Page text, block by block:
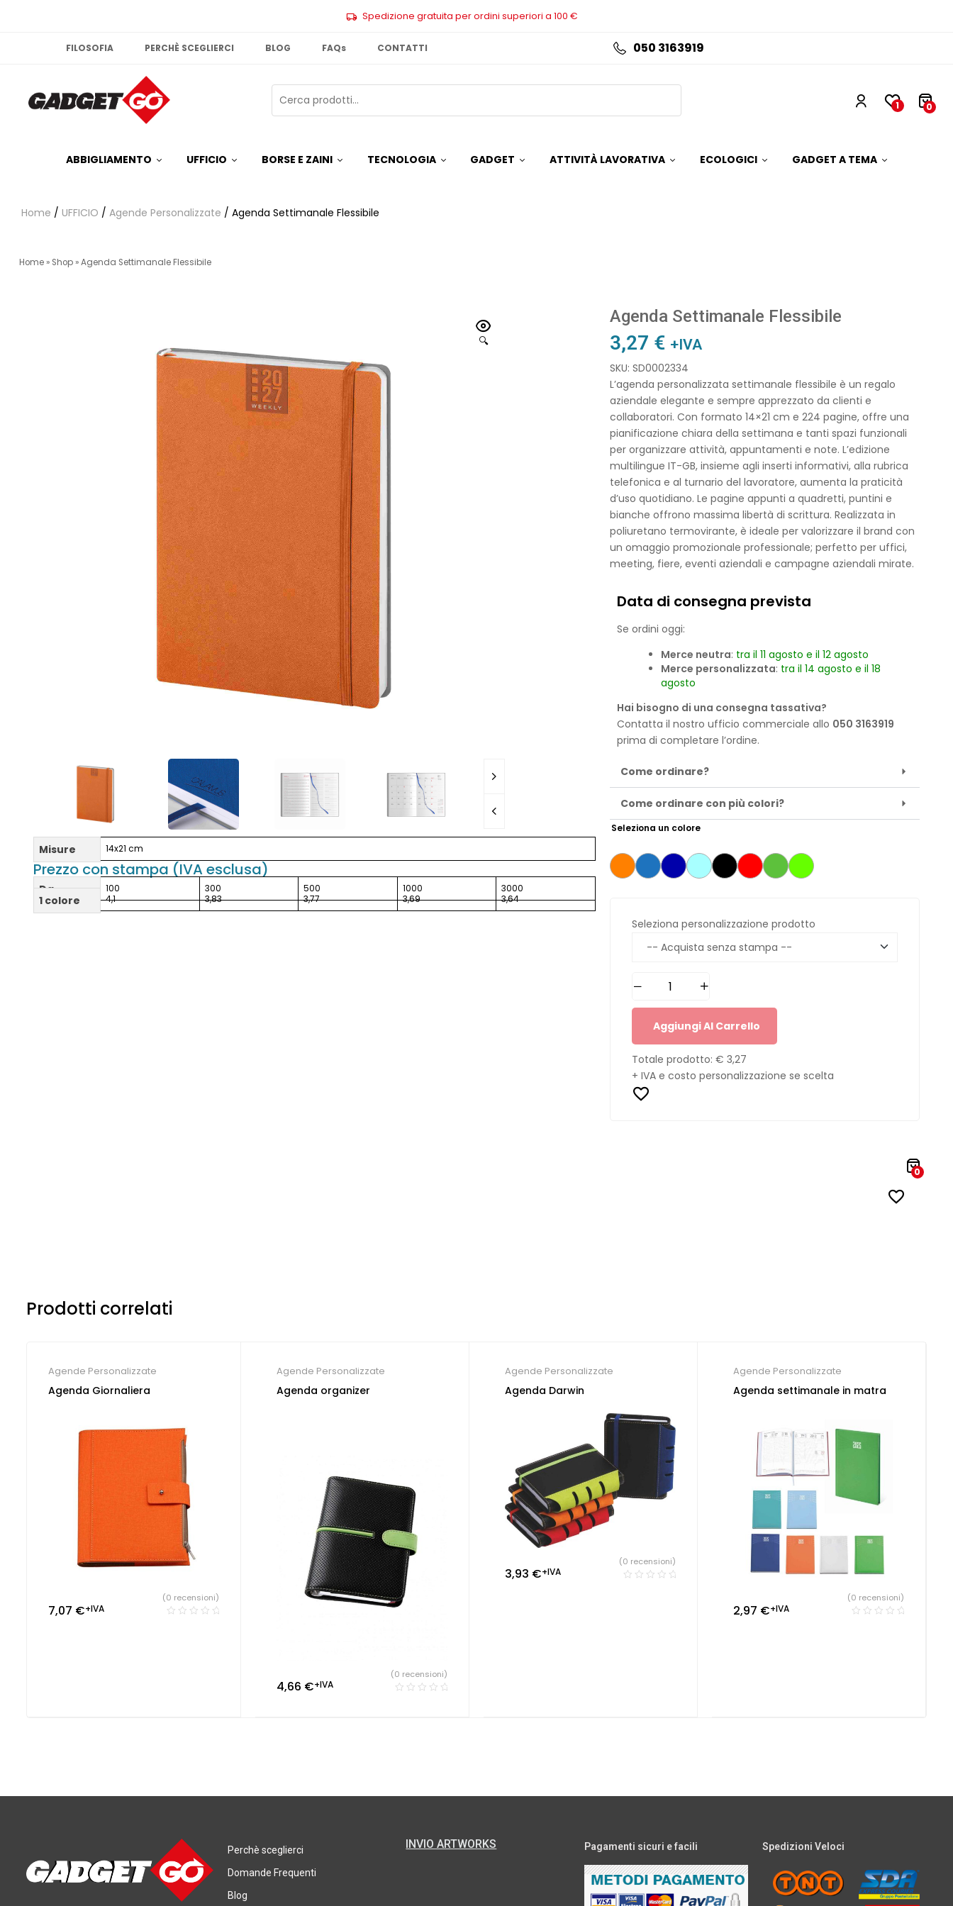
Spedizione gratuita per ordini superiori a 100 €
FILOSOFIA PERCHÈ SCEGLIERCI BLOG FAQs CONTATTI 050 3163919
1 0
ABBIGLIAMENTO UFFICIO BORSE E ZAINI TECNOLOGIA GADGET ATTIVITÀ LAVORATIVA ECOLOGICI GADGET A TEMA
Home / UFFICIO / Agende Personalizzate / Agenda Settimanale Flessibile
Home » Shop »Agenda Settimanale Flessibile
🔍
Misure 14x21 cm
Prezzo con stampa (IVA esclusa)
Da 100 300 500 1000 3000
1 colore 4,1 3,83 3,77 3,69 3,64
Agenda Settimanale Flessibile
3,27 € +IVA
SKU: SD0002334
L’agenda personalizzata settimanale flessibile è un regalo
aziendale elegante e sempre apprezzato da clienti e
collaboratori. Con formato 14×21 cm e 224 pagine, offre una
pianificazione chiara della settimana e tanti spazi funzionali
per organizzare attività, appuntamenti e note. L’edizione
multilingue IT-GB, insieme agli inserti informativi, alla rubrica
telefonica e al turnario del lavoratore, aumenta la praticità
d’uso quotidiano. Le pagine appunti a quadretti, puntini e
bianche offrono massima libertà di scrittura. Realizzata in
poliuretano termovirante, è ideale per valorizzare il brand con
un omaggio promozionale professionale; perfetto per uffici,
meeting, fiere, eventi aziendali e campagne aziendali mirate.
Data di consegna prevista
Se ordini oggi:
Merce neutra: tra il 11 agosto e il 12 agosto
Merce personalizzata: tra il 14 agosto e il 18
agosto
Hai bisogno di una consegna tassativa?
Contatta il nostro ufficio commerciale allo 050 3163919
prima di completare l’ordine.
Come ordinare?
Come ordinare con più colori?
Seleziona un colore
Seleziona personalizzazione prodotto
Aggiungi Al Carrello
Totale prodotto: € 3,27
+ IVA e costo personalizzazione se scelta
0
Prodotti correlati
Agende Personalizzate
Agenda Giornaliera
7,07 €+IVA
(0 recensioni)
Agende Personalizzate
Agenda organizer
4,66 €+IVA
(0 recensioni)
Agende Personalizzate
Agenda Darwin
3,93 €+IVA
(0 recensioni)
Agende Personalizzate
Agenda settimanale in matra
2,97 €+IVA
(0 recensioni)
Perchè sceglierci
Domande Frequenti
Blog
INVIO ARTWORKS Pagamenti sicuri e facili Spedizioni Veloci